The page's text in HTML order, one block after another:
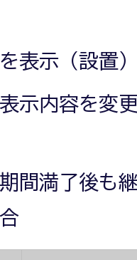
表示（設置
示内容を変
間満了後も